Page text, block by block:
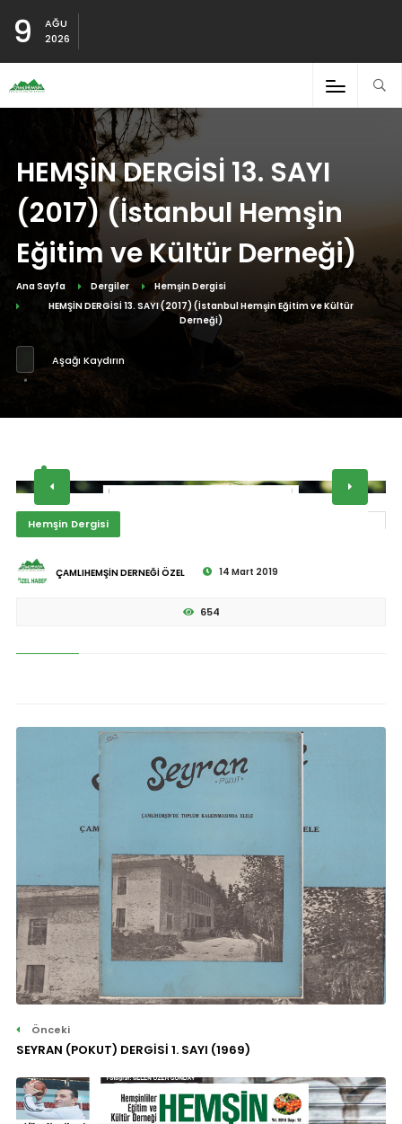
9
AĞU
2026
HEMŞİN DERGİSİ 13. SAYI
(2017) (İstanbul Hemşin
Eğitim ve Kültür Derneği)
Ana Sayfa Dergiler
Hemşin Dergisi
HEMŞİN DERGİSİ 13. SAYI (2017) (İstanbul Hemşin Eğitim ve Kültür
Derneği)
Aşağı Kaydırın
Hemşin Dergisi
ÇAMLIHEMŞİN DERNEĞİ ÖZEL 14 Mart 2019
654
Önceki
SEYRAN (POKUT) DERGİSİ 1. SAYI (1969)